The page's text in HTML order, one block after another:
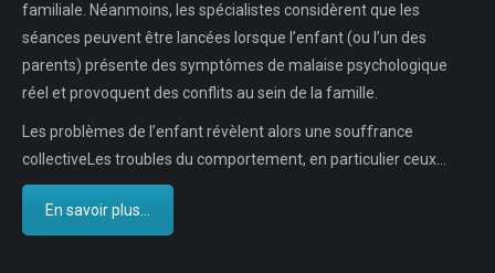
familiale. Néanmoins, les spécialistes considèrent que les
séances peuvent être lancées lorsque l’enfant (ou l’un des
parents) présente des symptômes de malaise psychologique
réel et provoquent des conflits au sein de la famille.
Les problèmes de l’enfant révèlent alors une souffrance
collectiveLes troubles du comportement, en particulier ceux…
En savoir plus...